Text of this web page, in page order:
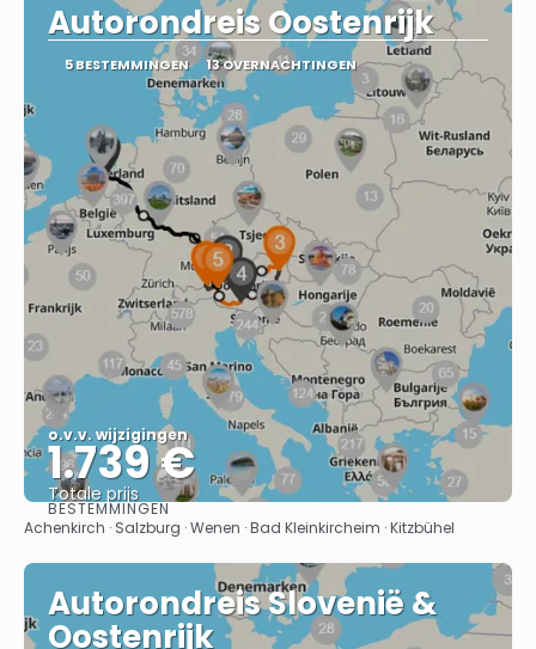
Autorondreis Oostenrijk
5 BESTEMMINGEN 13 OVERNACHTINGEN
o.v.v. wijzigingen
1.739 €
Totale prijs
Bekijk
BESTEMMINGEN
Achenkirch · Salzburg · Wenen · Bad Kleinkircheim · Kitzbühel
Autorondreis Slovenië &
Oostenrijk